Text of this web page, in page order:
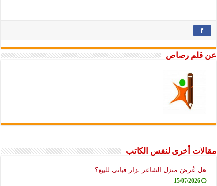
عن قلم رصاص
مقالات أخرى لنفس الكاتب
هل عُرضَ منزل الشاعر نزار قباني للبيع؟
15/07/2026